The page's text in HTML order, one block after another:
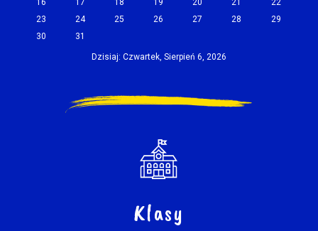
16
17 18 19 20 21
22
23
24 25 26 27 28
29
30
31
Dzisiaj: Czwartek, Sierpień 6, 2026
Klasy